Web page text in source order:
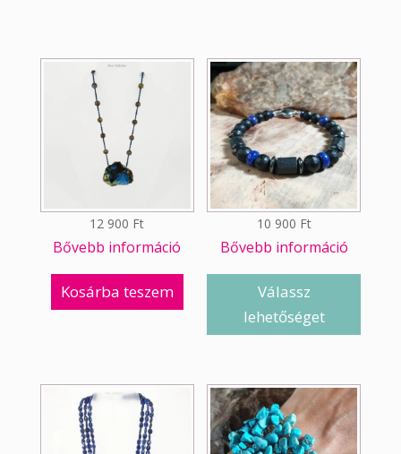
12 900 Ft
Bővebb információ
Kosárba teszem
10 900 Ft
Bővebb információ
Válassz
lehetőséget